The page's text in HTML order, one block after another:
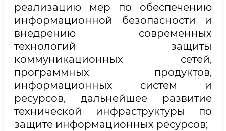
реализацию мер по обеспечению
информационной безопасности и
внедрению современных
технологий защиты
коммуникационных сетей,
программных продуктов,
информационных систем и
ресурсов, дальнейшее развитие
технической инфраструктуры по
защите информационных ресурсов;